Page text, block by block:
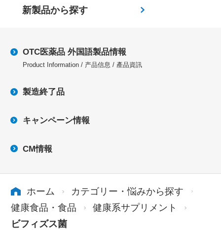
新製品から探す
OTC医薬品 外国語製品情報
Product Information / 产品信息 / 產品資訊
製造終了品
キャンペーン情報
CM情報
ホーム
カテゴリー・悩みから探す
健康食品・食品
健康系サプリメント
ビフィズス菌